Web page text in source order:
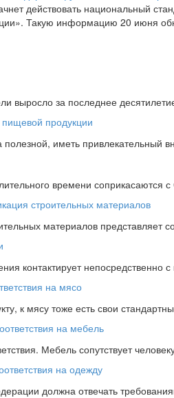
действовать национальный
Такую информацию 20 июня
выросло за последнее
иметь привлекательный
времени соприкасаются с
материалов представляет
контактирует непосредственно
к мясу тоже есть свои
Мебель сопутствует
должна отвечать